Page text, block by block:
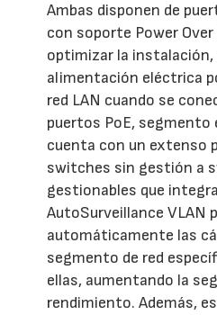
Ambas disponen de
con soporte Power
optimizar la
alimentación eléctrica
red LAN cuando se
puertos PoE, segmento
cuenta con un extenso
switches sin gestión a
gestionables que
AutoSurveillance VLAN
automáticamente las
segmento de red
ellas, aumentando la
rendimiento. Además,